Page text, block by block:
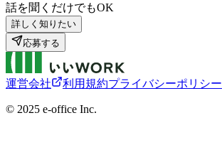
話を聞くだけでもOK
詳しく知りたい
応募する
運営会社 利用規約プライバシーポリシー
©︎ 2025 e-office Inc.